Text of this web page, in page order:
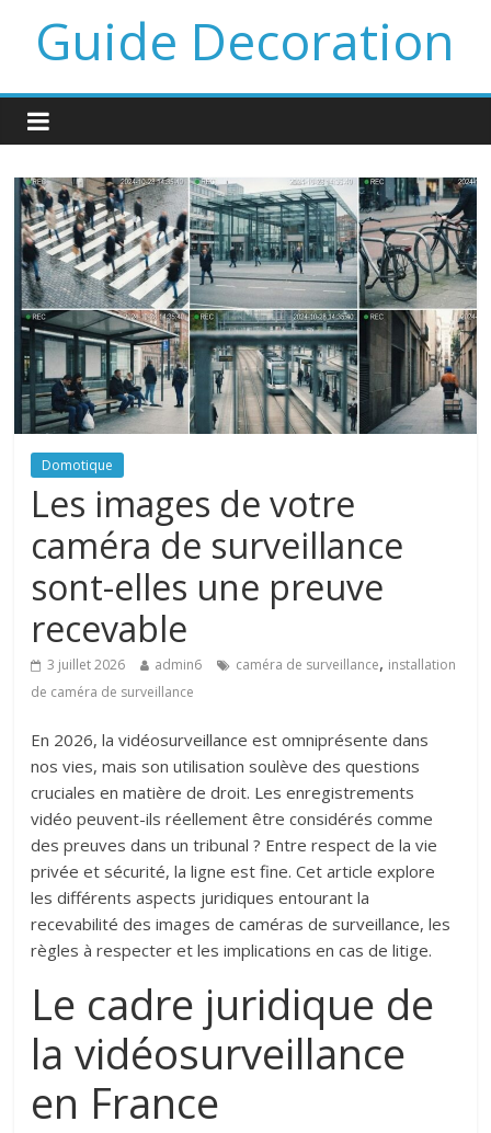
Guide Decoration
Domotique
Les images de votre
caméra de surveillance
sont-elles une preuve
recevable
3 juillet 2026 admin6 caméra de surveillance, installation
de caméra de surveillance
En 2026, la vidéosurveillance est omniprésente dans
nos vies, mais son utilisation soulève des questions
cruciales en matière de droit. Les enregistrements
vidéo peuvent-ils réellement être considérés comme
des preuves dans un tribunal ? Entre respect de la vie
privée et sécurité, la ligne est fine. Cet article explore
les différents aspects juridiques entourant la
recevabilité des images de caméras de surveillance, les
règles à respecter et les implications en cas de litige.
Le cadre juridique de
la vidéosurveillance
en France